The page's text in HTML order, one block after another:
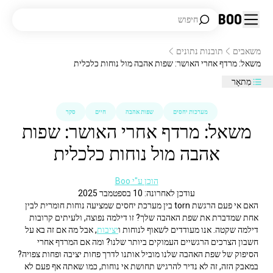
Boo חיפוש
משאבים
תובנות נתונים
משאל: מרדף אחרי האושר: שפות אהבה מול נוחות כלכלית
מִתאָר
מערכות יחסים שפות אהבה חיים סקר
משאל: מרדף אחרי האושר: שפות
אהבה מול נוחות כלכלית
הוכן ע"י Boo
עודכן לאחרונה: 10 בספטמבר 2025
דילמה שקטה. אנו מעודדים לשאוף לנוחות ויציבות
הסיפוק של שפת האהבה שלנו מוביל אותנו לדרך פחות יציבה ופחות צפויה?